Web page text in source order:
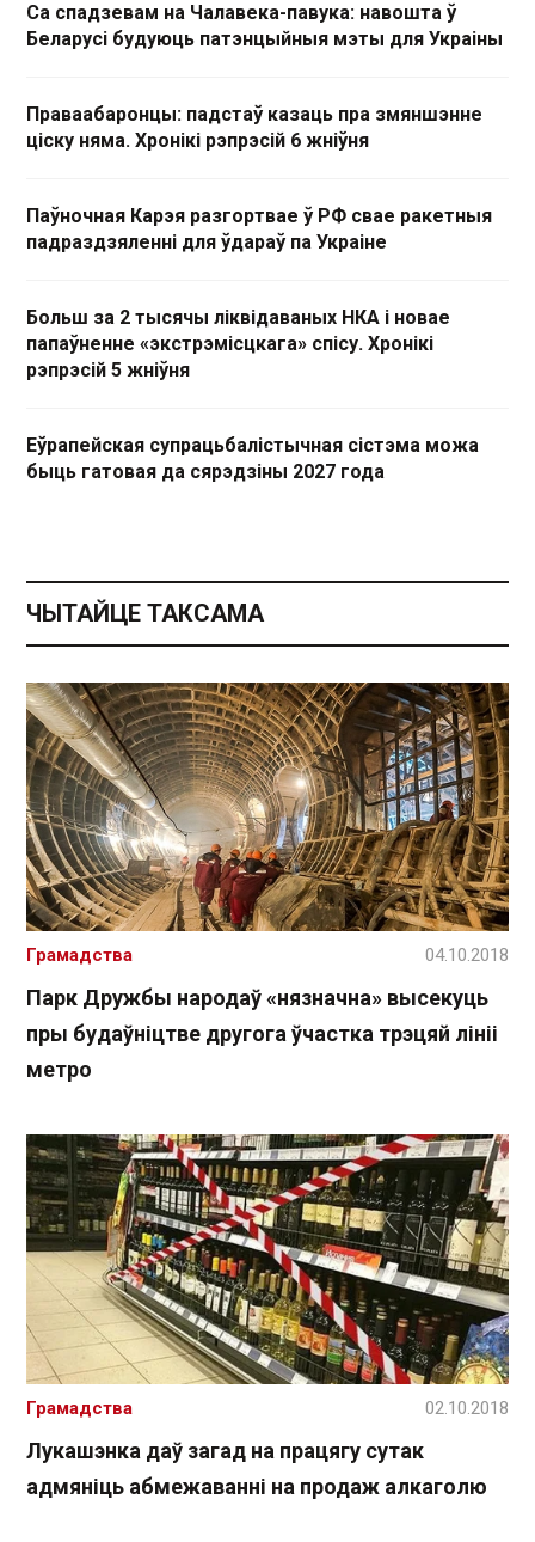
Са спадзевам на Чалавека-павука: навошта ў
Беларусі будуюць патэнцыйныя мэты для Украіны
Праваабаронцы: падстаў казаць пра змяншэнне
ціску няма. Хронікі рэпрэсій 6 жніўня
Паўночная Карэя разгортвае ў РФ свае ракетныя
падраздзяленні для ўдараў па Украіне
Больш за 2 тысячы ліквідаваных НКА і новае
папаўненне «экстрэмісцкага» спісу. Хронікі
рэпрэсій 5 жніўня
Еўрапейская супрацьбалістычная сістэма можа
быць гатовая да сярэдзіны 2027 года
ЧЫТАЙЦЕ ТАКСАМА
Парк Дружбы народаў «нязначна» высекуць
пры будаўніцтве другога ўчастка трэцяй лініі
метро
Грамадства 04.10.2018
Лукашэнка даў загад на працягу сутак
адмяніць абмежаванні на продаж алкаголю
Грамадства 02.10.2018